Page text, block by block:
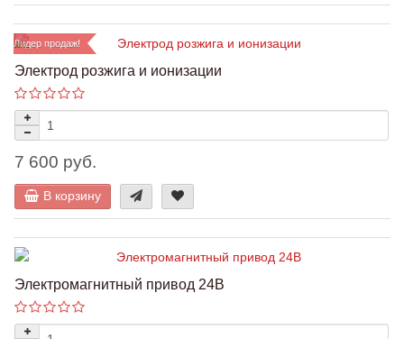
Лидер продаж!
Электрод розжига и ионизации
7 600 руб.
В корзину
Электромагнитный привод 24В